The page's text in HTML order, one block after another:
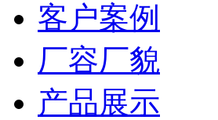
客户案例
厂容厂貌
产品展示